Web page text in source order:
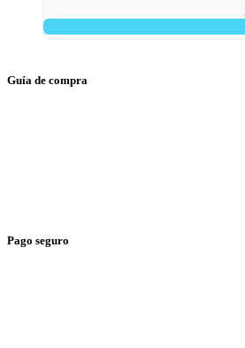
Guía de compra
Pago seguro